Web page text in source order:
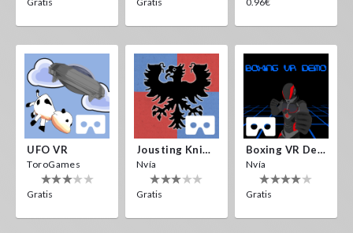
UFO VR
ToroGames
Gratis
Jousting Knights VR
Nvía
Gratis
Boxing VR Demo
Nvía
Gratis